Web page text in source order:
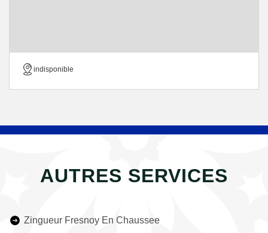
indisponible
AUTRES SERVICES
Zingueur Fresnoy En Chaussee